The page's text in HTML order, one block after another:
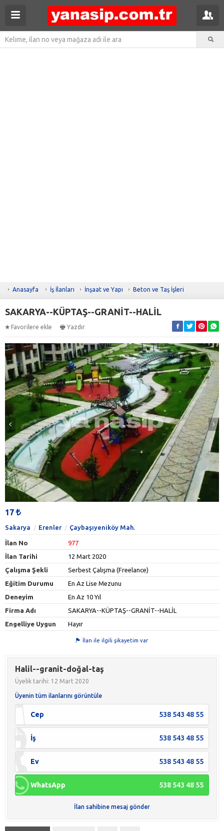
Anasayfa İş İlanları İnşaat ve Yapı Beton ve Taş İşleri
SAKARYA--KÜPTAŞ--GRANİT--HALİL
Favorilere ekle Yazdır
17
Sakarya Erenler Çaybaşıyeniköy Mah.
İlan No
977
İlan Tarihi
12 Mart 2020
Çalışma Şekli
Serbest Çalışma (Freelance)
Eğitim Durumu
En Az Lise Mezunu
Deneyim
En Az 10 Yıl
Firma Adı
SAKARYA--KÜPTAŞ--GRANİT--HALİL
Engelliye Uygun
Hayır
İlan ile ilgili şikayetim var
Halil--granit-doğal-taş
Üyelik tarihi: 12 Mart 2020
Üyenin tüm ilanlarını görüntüle
Cep 538 543 48 55
İş 538 543 48 55
Ev 538 543 48 55
WhatsApp 538 543 48 55
İlan sahibine mesaj gönder